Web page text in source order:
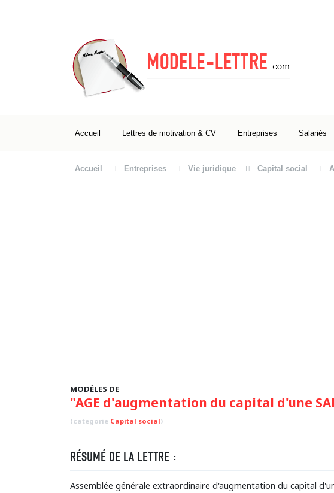
Accueil Lettres de motivation & CV Entreprises Salariés
Accueil Entreprises Vie juridique Capital social
MODÈLES DE
"AGE d'augmentation du capital d'une
(categorie Capital social)
RÉSUMÉ DE LA LETTRE :
Assemblée générale extraordinaire d'augmentation du capital